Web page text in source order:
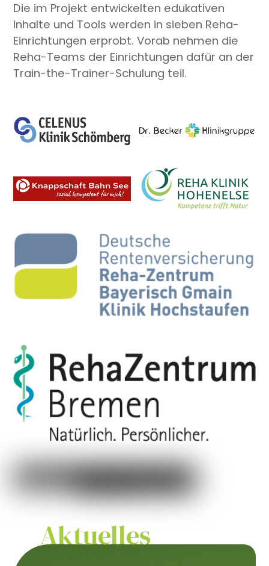
Die im Projekt entwickelten edukativen
Inhalte und Tools werden in sieben Reha-
Einrichtungen erprobt. Vorab nehmen die
Reha-Teams der Einrichtungen dafür an der
Train-the-Trainer-Schulung teil.
Aktuelles